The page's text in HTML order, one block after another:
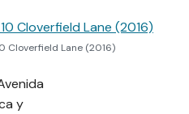
Cloverfield Lane (2016)
y